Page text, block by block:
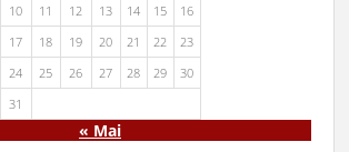
10
11 12 13 14 15
16
17
18 19 20 21 22
23
24
25 26 27 28 29
30
31
« Mai